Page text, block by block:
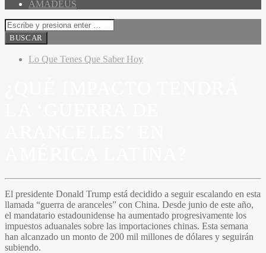
AMADEUS
Lo Que Tenes Que Saber Hoy
El presidente Donald Trump está decidido a seguir escalando en esta
llamada “guerra de aranceles” con China. Desde junio de este año,
el mandatario estadounidense ha aumentado progresivamente los
impuestos aduanales sobre las importaciones chinas. Esta semana
han alcanzado un monto de 200 mil millones de dólares y seguirán
subiendo.